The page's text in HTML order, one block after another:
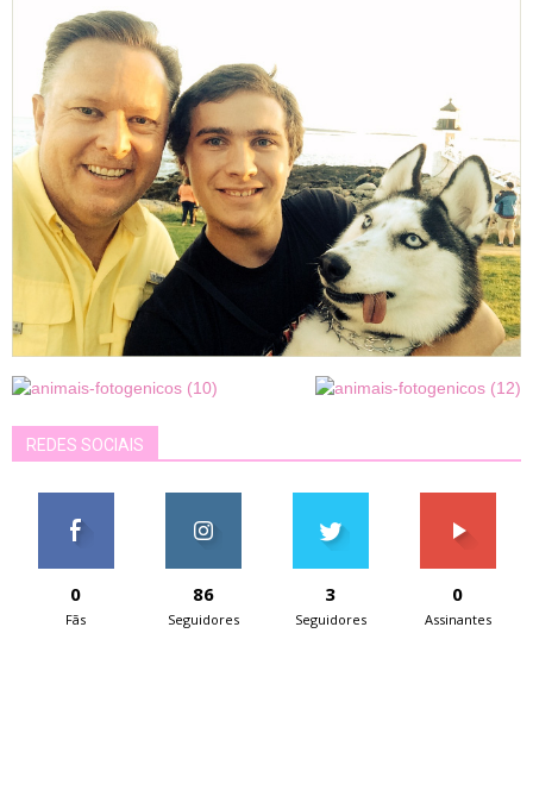
REDES SOCIAIS
0
Fãs
86
Seguidores
3
Seguidores
0
Assinantes